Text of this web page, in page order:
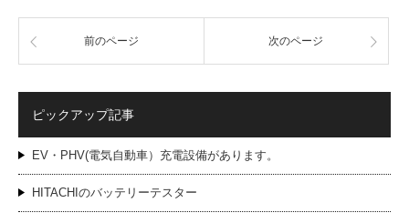
前のページ 次のページ
ピックアップ記事
EV・PHV(電気自動車）充電設備があります。
HITACHIのバッテリーテスター